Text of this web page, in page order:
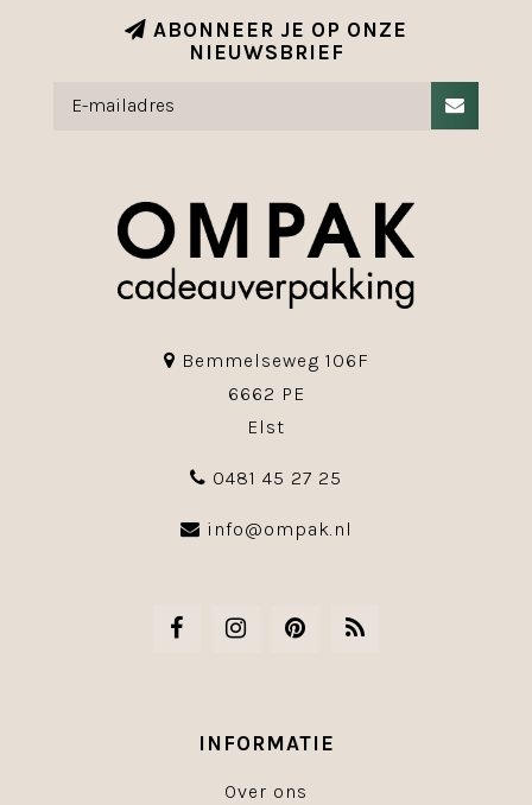
ABONNEER JE OP ONZE
NIEUWSBRIEF
Bemmelseweg 106F
6662 PE
Elst
0481 45 27 25
info@ompak.nl
INFORMATIE
Over ons